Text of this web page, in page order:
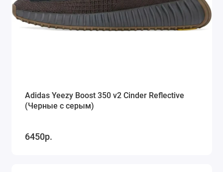
Adidas Yeezy Boost 350 v2 Cinder Reflective
(Черные с серым)
6450р.